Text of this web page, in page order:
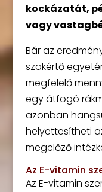
kockázatát,
vagy
Bár az
szakértő
megfelelő
egy átfogó
azonban
helyettesítheti
megelőző
Az E-vitamin
Az E-vitamin